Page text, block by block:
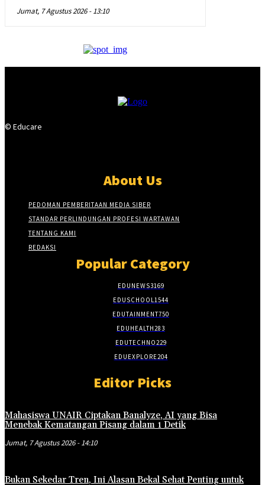
Jumat, 7 Agustus 2026 - 13:10
© Educare
About Us
PEDOMAN PEMBERITAAN MEDIA SIBER
STANDAR PERLINDUNGAN PROFESI WARTAWAN
TENTANG KAMI
REDAKSI
Popular Category
EDUNEWS3169
EDUSCHOOL1544
EDUTAINMENT750
EDUHEALTH283
EDUTECHNO229
EDUEXPLORE204
Editor Picks
Mahasiswa UNAIR Ciptakan Banalyze, AI yang Bisa
Menebak Kematangan Pisang dalam 1 Detik
Jumat, 7 Agustus 2026 - 14:10
Bukan Sekedar Tren, Ini Alasan Bekal Sehat Penting untuk